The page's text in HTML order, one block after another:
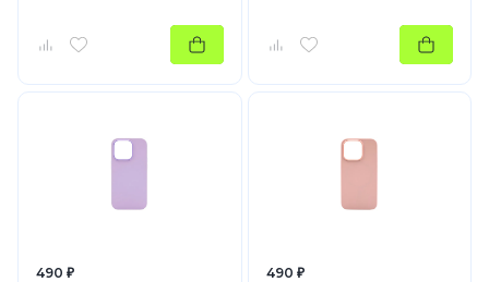
490 ₽ 490 ₽